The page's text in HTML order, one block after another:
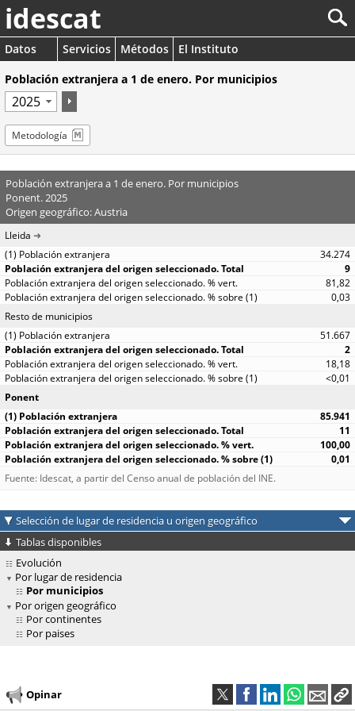
idescat
Datos Servicios Métodos
El Instituto
Población extranjera a 1 de enero. Por municipios
Metodología
Población extranjera a 1 de enero. Por municipios
Ponent. 2025
Origen geográfico: Austria
Lleida
34.274
9
81,82
0,03
Resto de municipios
51.667
2
18,18
<0,01
Ponent
85.941
11
100,00
0,01
Fuente: Idescat, a partir del Censo anual de población del INE.
Selección de lugar de residencia u origen geográfico
Tablas disponibles
Evolución
Por lugar de residencia
Por municipios
Por origen geográfico
Por continentes
Por paises
Opinar